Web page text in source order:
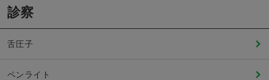
診察
舌圧子
ペンライト